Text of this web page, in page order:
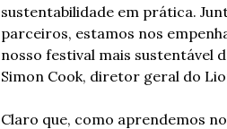
sustentabilidade em prática.
parceiros, estamos nos
nosso festival mais sustentável
Simon Cook, diretor geral do
Claro que, como aprendemos